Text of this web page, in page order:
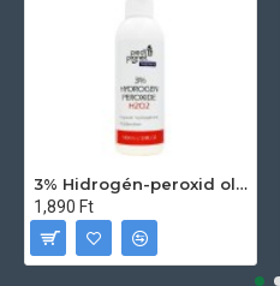
3% Hidrogén-peroxid oldat (sebfertőtlenítő) 100ml
1,890 Ft